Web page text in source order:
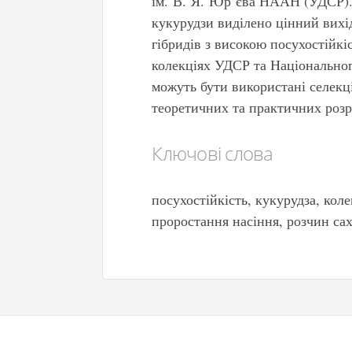
кукурудзи виділено цінний
гібридів з високою
колекціях УДСР та
можуть бути використані
теоретичних та практичних
Ключові слова
посухостійкість, кукурудза,
проростання насіння, розчин